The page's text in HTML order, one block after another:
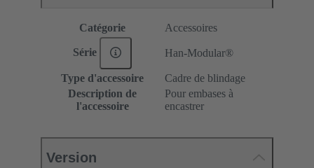
Catégorie Accessoires
Série Han-Modular®
Type d'accessoire
Cadre de blindage
Description de
l'accessoire
Pour embases à
encastrer
Version